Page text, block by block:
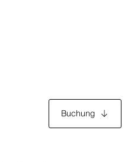
Buchung